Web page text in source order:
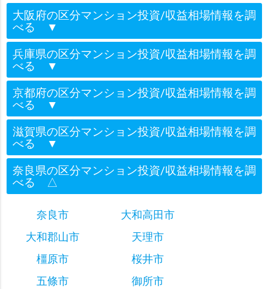
大阪府の区分マンション投資/収益相場情報を調
べる ▼
兵庫県の区分マンション投資/収益相場情報を調
べる ▼
京都府の区分マンション投資/収益相場情報を調
べる ▼
滋賀県の区分マンション投資/収益相場情報を調
べる ▼
奈良県の区分マンション投資/収益相場情報を調
べる △
奈良市
大和高田市
大和郡山市
天理市
橿原市
桜井市
五條市
御所市